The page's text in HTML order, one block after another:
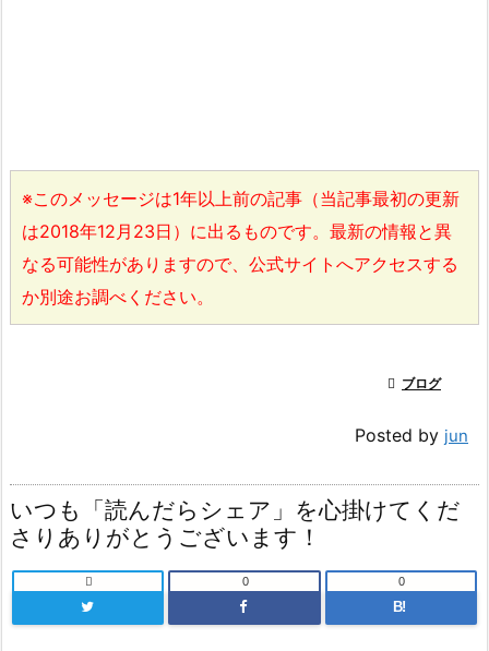
※このメッセージは1年以上前の記事（当記事最初の更新
は2018年12月23日）に出るものです。最新の情報と異
なる可能性がありますので、公式サイトへアクセスする
か別途お調べください。
 ブログ
Posted by jun
いつも「読んだらシェア」を心掛けてくだ
さりありがとうございます！
 0
B!
0